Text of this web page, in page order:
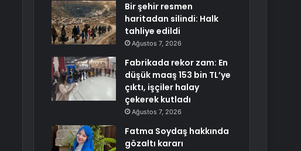
Bir şehir resmen
haritadan silindi: Halk
tahliye edildi
Ağustos 7, 2026
Fabrikada rekor zam: En
düşük maaş 153 bin TL’ye
çıktı, işçiler halay
çekerek kutladı
Ağustos 7, 2026
Fatma Soydaş hakkında
gözaltı kararı